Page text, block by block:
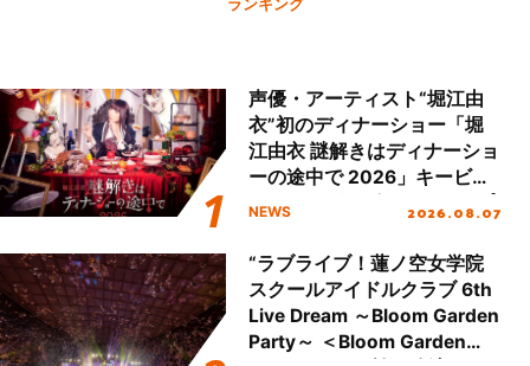
声優・アーティスト“堀江由
衣”初のディナーショー「堀
江由衣 謎解きはディナーショ
ーの途中で 2026」キービジ
ュアル＆グッズラインナップ
NEWS 2026.08.07
“ラブライブ！蓮ノ空女学院
スクールアイドルクラブ 6th
Live Dream ～Bloom Garden
Party～ ＜Bloom Garden